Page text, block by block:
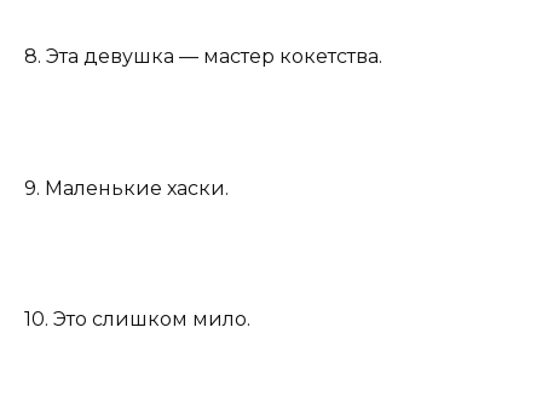
8. Эта девушка — мастер кокетства.
9. Маленькие хаски.
10. Это слишком мило.